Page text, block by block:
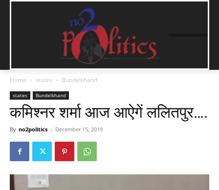
Home states Bundelkhand
states Bundelkhand
कमिश्नर शर्मा आज आऐगें ललितपुर….
By no2politics - December 15, 2019